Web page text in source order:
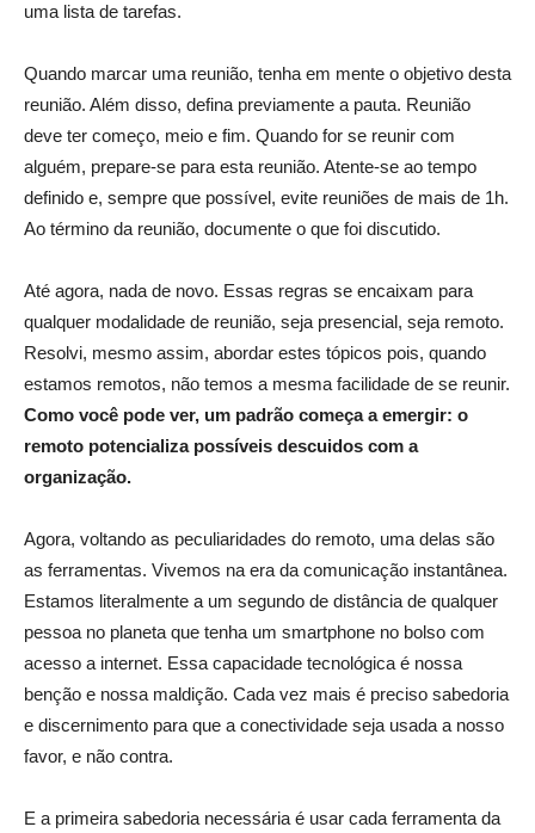
uma lista de tarefas.
Quando marcar uma reunião, tenha em mente o objetivo desta
reunião. Além disso, defina previamente a pauta. Reunião
deve ter começo, meio e fim. Quando for se reunir com
alguém, prepare-se para esta reunião. Atente-se ao tempo
definido e, sempre que possível, evite reuniões de mais de 1h.
Ao término da reunião, documente o que foi discutido.
Até agora, nada de novo. Essas regras se encaixam para
qualquer modalidade de reunião, seja presencial, seja remoto.
Resolvi, mesmo assim, abordar estes tópicos pois, quando
estamos remotos, não temos a mesma facilidade de se reunir.
Como você pode ver, um padrão começa a emergir: o
remoto potencializa possíveis descuidos com a
organização.
Agora, voltando as peculiaridades do remoto, uma delas são
as ferramentas. Vivemos na era da comunicação instantânea.
Estamos literalmente a um segundo de distância de qualquer
pessoa no planeta que tenha um smartphone no bolso com
acesso a internet. Essa capacidade tecnológica é nossa
benção e nossa maldição. Cada vez mais é preciso sabedoria
e discernimento para que a conectividade seja usada a nosso
favor, e não contra.
E a primeira sabedoria necessária é usar cada ferramenta da